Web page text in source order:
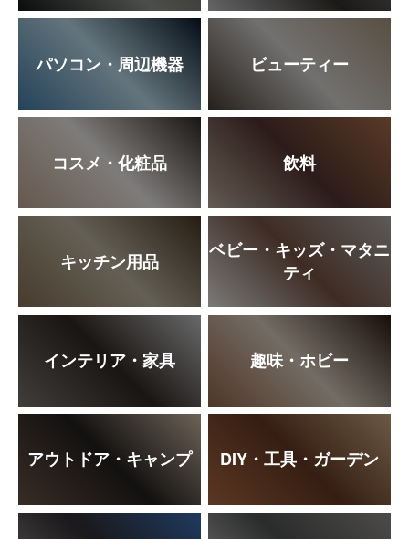
パソコン・周辺機器 ビューティー
コスメ・化粧品 飲料
キッチン用品
ベビー・キッズ・マタニ
ティ
インテリア・家具 趣味・ホビー
アウトドア・キャンプ DIY・工具・ガーデン